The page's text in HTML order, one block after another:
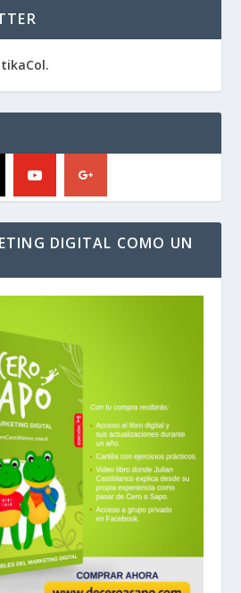
DIGITAL COMO UN